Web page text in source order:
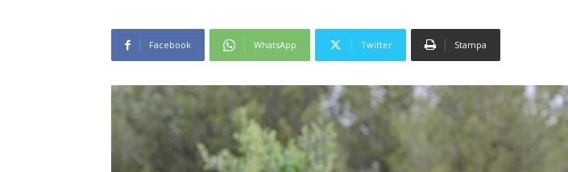
Facebook WhatsApp Twitter Stampa